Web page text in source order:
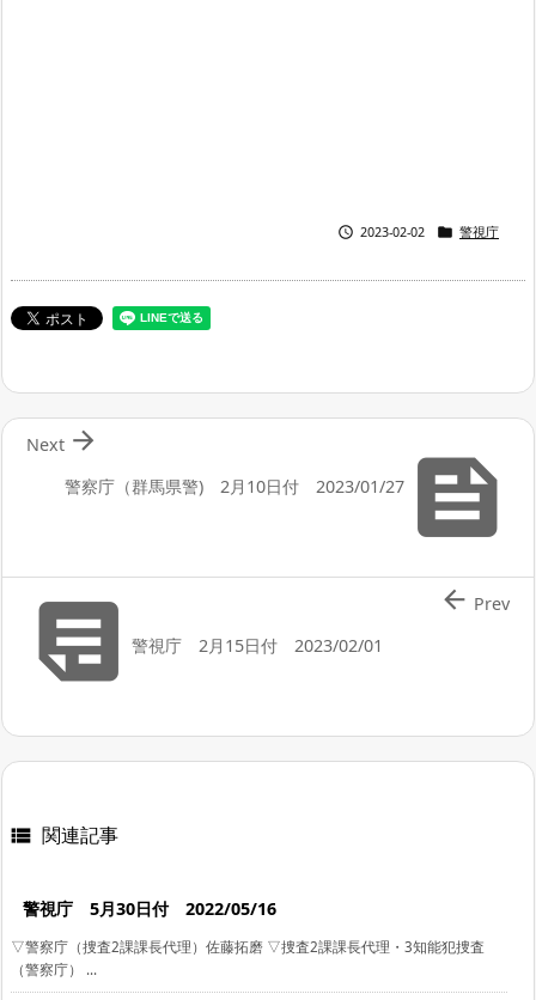
 2023-02-02  警視庁

警察庁（群馬県警) 2月10日付 2023/01/27

Next
警視庁 2月15日付 2023/02/01
 Prev
 関連記事
警視庁 5月30日付 2022/05/16
▽警察庁（捜査2課課長代理）佐藤拓磨 ▽捜査2課課長代理・3知能犯捜査
（警察庁） ...